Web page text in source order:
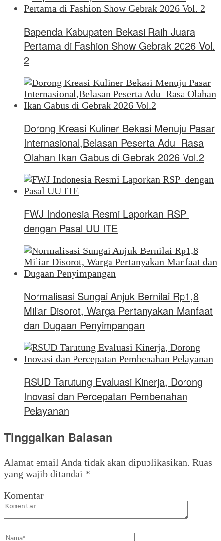
Bapenda Kabupaten Bekasi Raih Juara
Pertama di Fashion Show Gebrak 2026 Vol.
2
Dorong Kreasi Kuliner Bekasi Menuju Pasar
Internasional,Belasan Peserta Adu Rasa
Olahan Ikan Gabus di Gebrak 2026 Vol.2
FWJ Indonesia Resmi Laporkan RSP
dengan Pasal UU ITE
Normalisasi Sungai Anjuk Bernilai Rp1,8
Miliar Disorot, Warga Pertanyakan Manfaat
dan Dugaan Penyimpangan
RSUD Tarutung Evaluasi Kinerja, Dorong
Inovasi dan Percepatan Pembenahan
Pelayanan
Tinggalkan Balasan
Alamat email Anda tidak akan dipublikasikan. Ruas
yang wajib ditandai *
Komentar